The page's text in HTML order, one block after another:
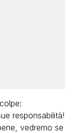
responsabilità!
vedremo se